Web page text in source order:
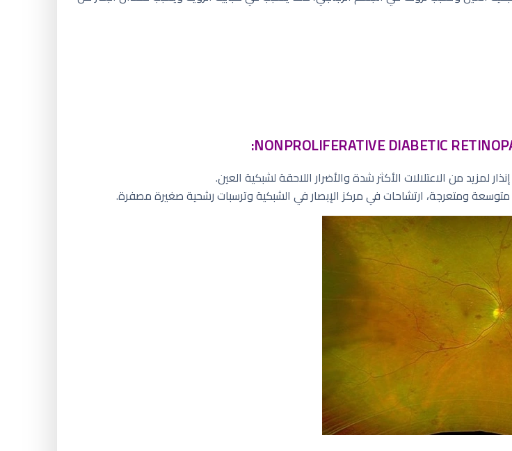
من الاعتلالات الأكثر شدة والأضرار اللاحقة لشبكية العين.
ومتعرجة، ارتشاحات في مركز الإبصار في الشبكية وترسبات رشحية صغيرة مصفرة.